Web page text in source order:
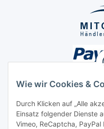
Wie wir Cookies &
Durch Klicken auf „Alle
Einsatz folgender Dienste
Vimeo, ReCaptcha,
Unsere Seiten